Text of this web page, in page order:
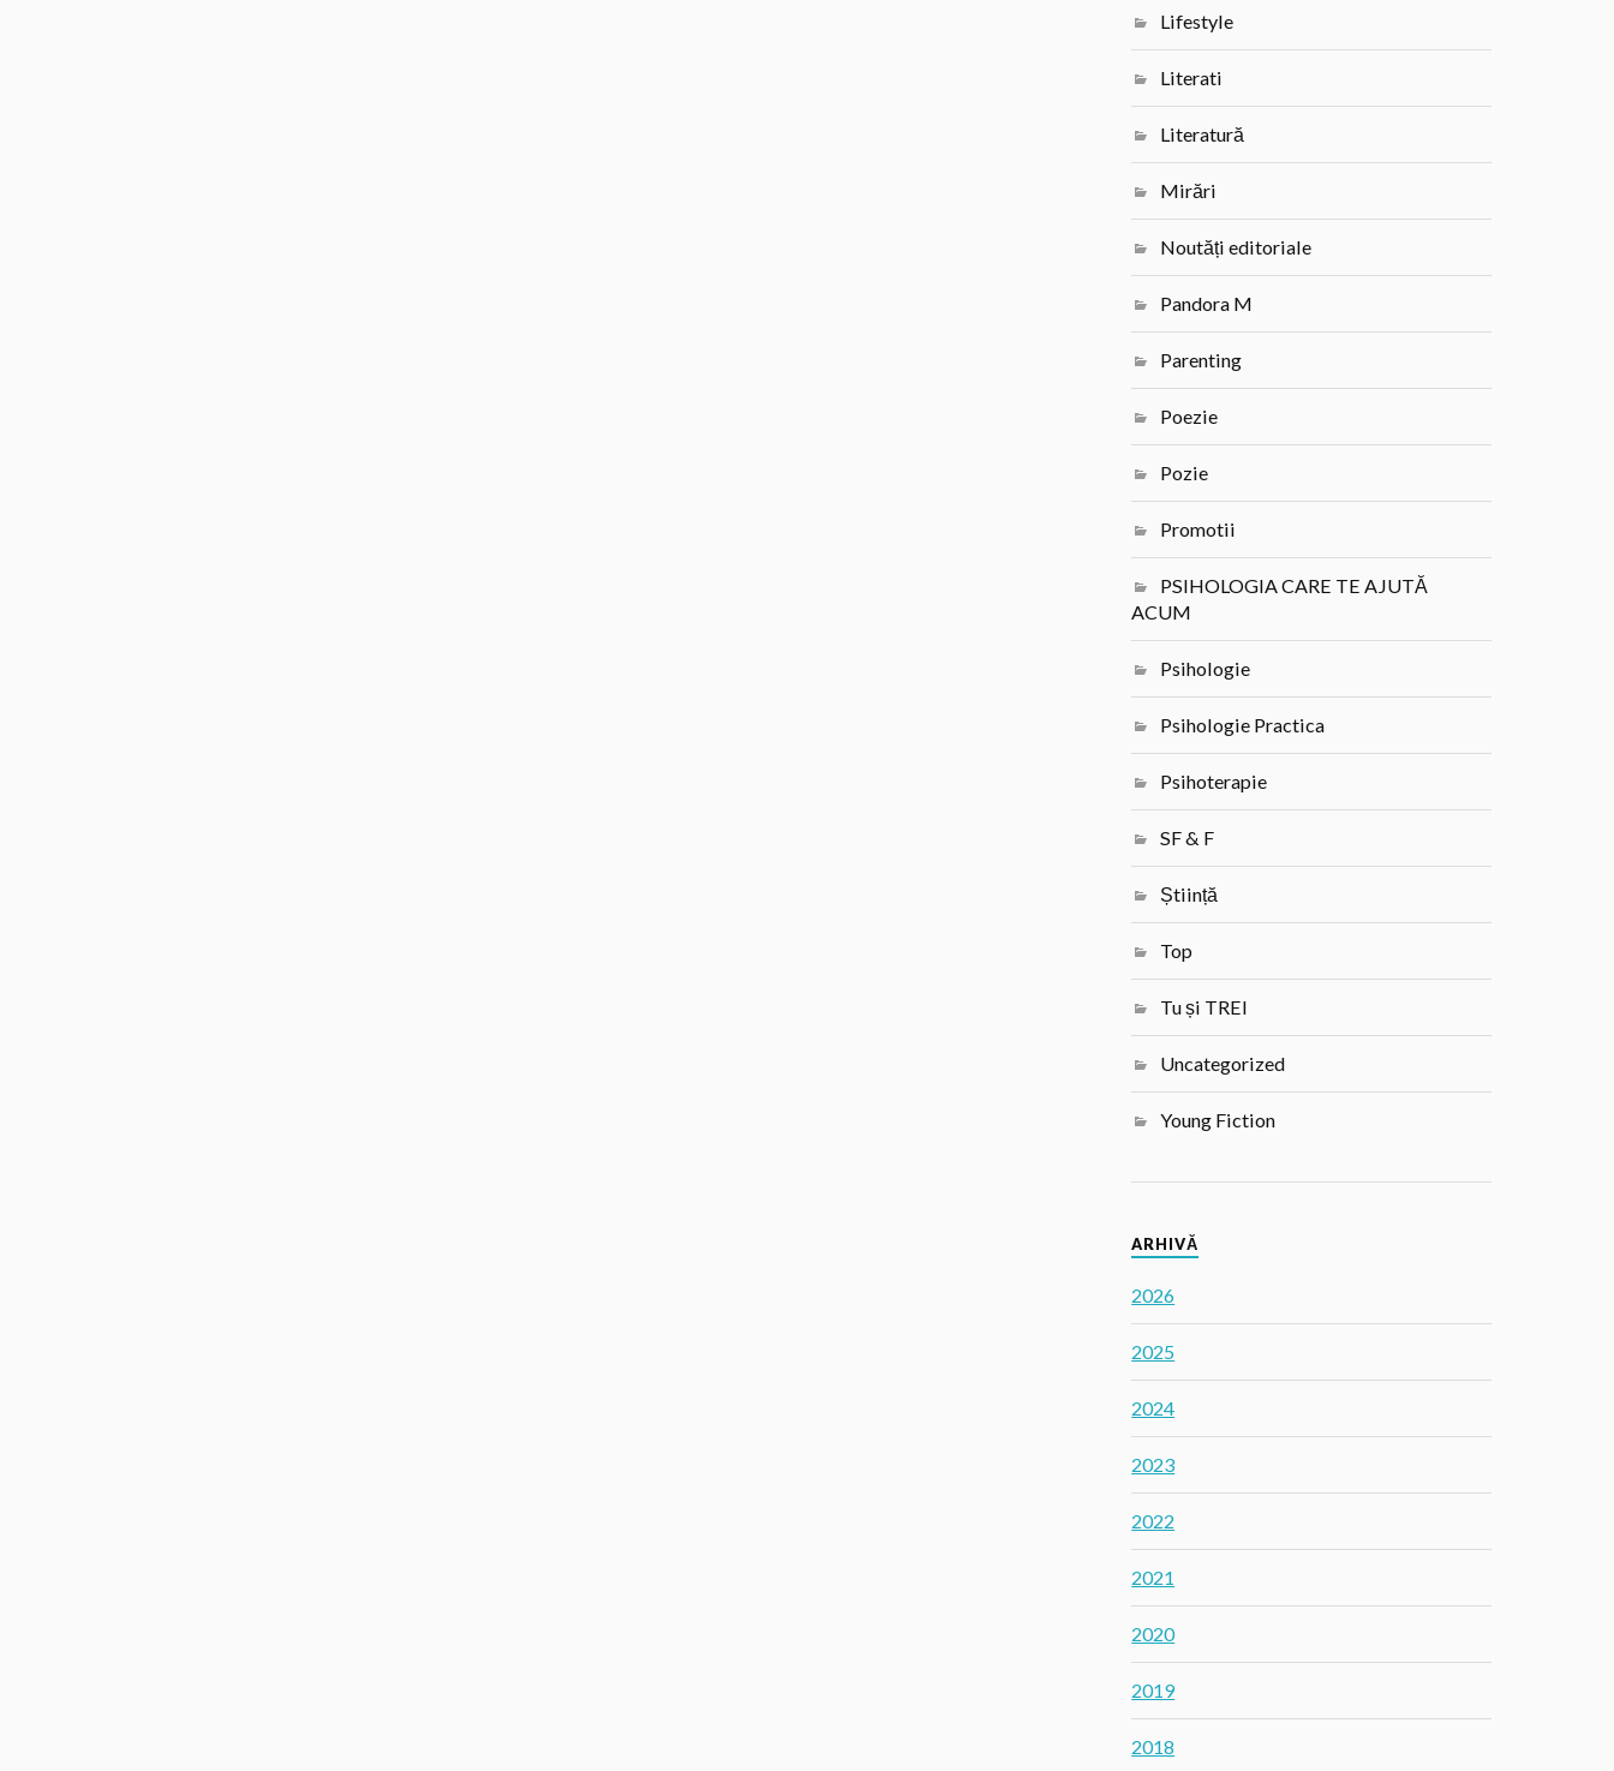
Lifestyle
Literati
Literatură
Mirări
Noutăți editoriale
Pandora M
Parenting
Poezie
Pozie
Promotii
PSIHOLOGIA CARE TE AJUTĂ
ACUM
Psihologie
Psihologie Practica
Psihoterapie
SF & F
Știință
Top
Tu și TREI
Uncategorized
Young Fiction
ARHIVĂ
2026
2025
2024
2023
2022
2021
2020
2019
2018